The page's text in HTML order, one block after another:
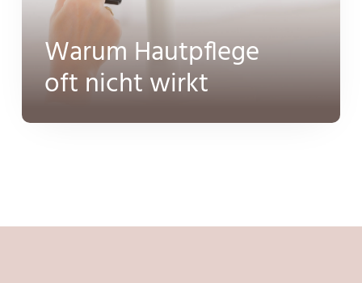
Warum Hautpflege
oft nicht wirkt